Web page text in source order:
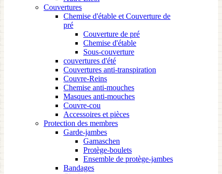
Couvertures
Chemise d'étable et Couverture de
pré
Couverture de pré
Chemise d'étable
Sous-couverture
couvertures d'été
Couvertures anti-transpiration
Couvre-Reins
Chemise anti-mouches
Masques anti-mouches
Couvre-cou
Accessoires et pièces
Protection des membres
Garde-jambes
Gamaschen
Protège-boulets
Ensemble de protège-jambes
Bandages